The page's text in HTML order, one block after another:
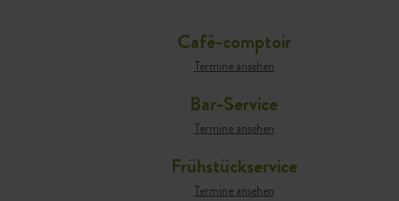
Café-comptoir
Termine ansehen
Bar-Service
Termine ansehen
Frühstückservice
Termine ansehen